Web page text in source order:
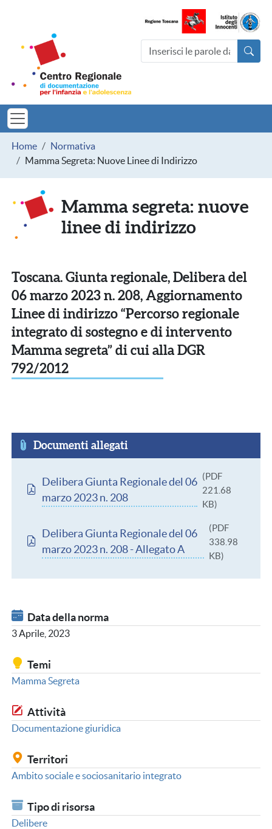
Centro Regionale di
Cerca nel sito
Briciole di pane
Home
Normativa
Mamma Segreta: Nuove Linee di Indirizzo
Mamma segreta: nuove
linee di indirizzo
Toscana. Giunta regionale, Delibera del
06 marzo 2023 n. 208, Aggiornamento
Linee di indirizzo “Percorso regionale
integrato di sostegno e di intervento
Mamma segreta” di cui alla DGR
792/2012
Documenti allegati
Documento
Delibera Giunta Regionale del 06
marzo 2023 n. 208
(PDF
221.68
KB)
Documento
Delibera Giunta Regionale del 06
marzo 2023 n. 208 - Allegato A
(PDF
338.98
KB)
Data della norma
3 Aprile, 2023
Temi
Mamma Segreta
Attività
Documentazione giuridica
Territori
Ambito sociale e sociosanitario integrato
Tipo di risorsa
Delibere